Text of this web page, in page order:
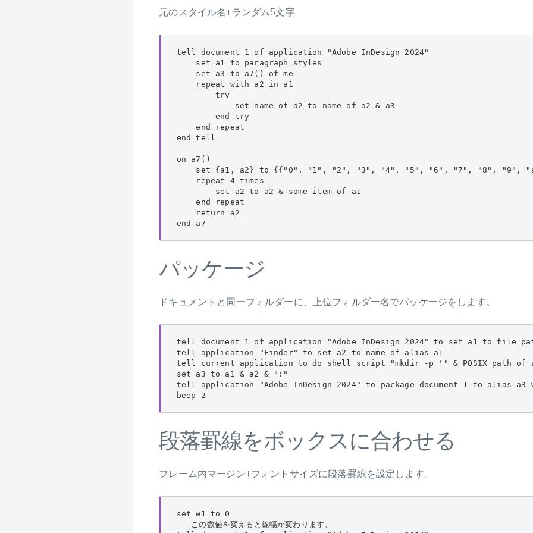
元のスタイル名+ランダム5文字
tell document 1 of application "Adobe InDesign 2024"
    set a1 to paragraph styles
    set a3 to a7() of me
    repeat with a2 in a1
        try
            set name of a2 to name of a2 & a3
        end try
    end repeat
end tell
on a7()
set {a1, a2} to {{"0", "1", "2", "3", "4", "5", "6", "7", "8", "9",
    repeat 4 times
        set a2 to a2 & some item of a1
    end repeat
    return a2
end a7
パッケージ
ドキュメントと同一フォルダーに、上位フォルダー名でパッケージをします。
tell document 1 of application "Adobe InDesign 2024" to set a1 to file
tell application "Finder" to set a2 to name of alias a1
tell current application to do shell script "mkdir -p '" & POSIX path of
set a3 to a1 & a2 & ":"
tell application "Adobe InDesign 2024" to package document 1 to alias
beep 2
段落罫線をボックスに合わせる
フレーム内マージン+フォントサイズに段落罫線を設定します。
set w1 to 0
---この数値を変えると線幅が変わります。